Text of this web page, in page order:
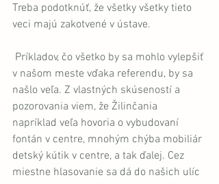
Treba podotknúť, že všetky všetky tieto
veci majú zakotvené v ústave.
v našom meste vďaka referendu, by sa
našlo veľa. Z vlastných skúseností a
pozorovania viem, že Žilinčania
napríklad veľa hovoria o vybudovaní
fontán v centre, mnohým chýba mobiliár
detský kútik v centre, a tak ďalej. Cez
miestne hlasovanie sa dá do našich ulíc